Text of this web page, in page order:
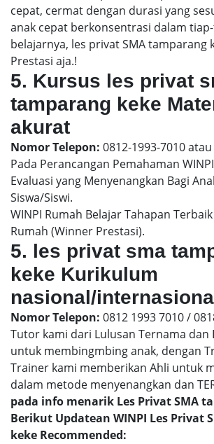
cepat, cermat dengan durasi yang
anak cepat berkonsentrasi dalam
belajarnya, les privat SMA tamparang
Prestasi aja.!
5. Kursus les privat
tamparang keke
akurat
Nomor Telepon: 0812-1993-7010
Pada Perancangan Pemahaman
Evaluasi yang Menyenangkan Bagi
Siswa/Siswi.
WINPI Rumah Belajar Tahapan
Rumah (Winner Prestasi).
5. les privat sma
keke Kurikulum
nasional/
Nomor Telepon: 0812 1993 7010 /
Tutor kami dari Lulusan Ternama dan
untuk membingmbing anak, dengan
Trainer kami memberikan Ahli untuk
dalam metode menyenangkan dan
pada info menarik Les Privat SMA
Berikut Updatean WINPI Les Privat
keke Recommended: